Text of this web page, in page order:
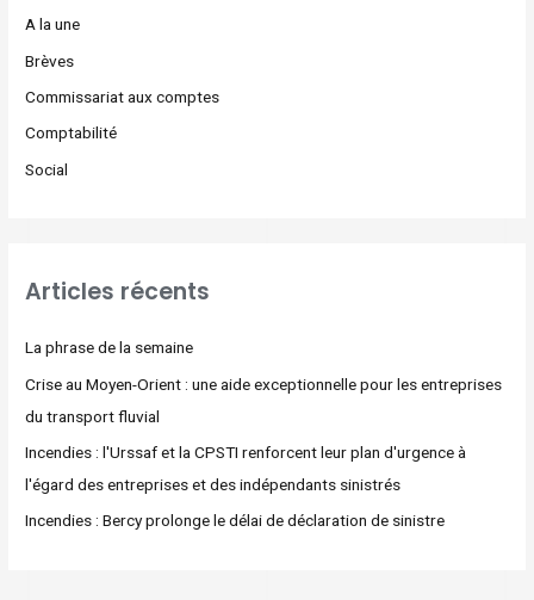
A la une
Brèves
Commissariat aux comptes
Comptabilité
Social
Articles récents
La phrase de la semaine
Crise au Moyen-Orient : une aide exceptionnelle pour les entreprises
du transport fluvial
Incendies : l'Urssaf et la CPSTI renforcent leur plan d'urgence à
l'égard des entreprises et des indépendants sinistrés
Incendies : Bercy prolonge le délai de déclaration de sinistre